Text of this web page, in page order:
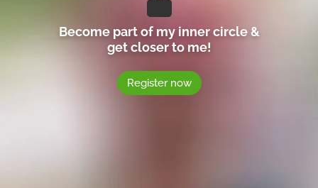
Become part of my inner circle &
get closer to me!
Register now